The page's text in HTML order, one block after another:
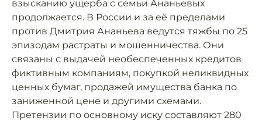
взысканию ущерба с семьи Ананьевых
продолжается. В России и за её пределами
против Дмитрия Ананьева ведутся тяжбы по 25
эпизодам растраты и мошенничества. Они
связаны с выдачей необеспеченных кредитов
фиктивным компаниям, покупкой неликвидных
ценных бумаг, продажей имущества банка по
заниженной цене и другими схемами.
Претензии по основному иску составляют 280